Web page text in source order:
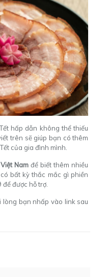
hấp dẫn không thể thiếu
trên sẽ giúp bạn có thêm
của gia đình mình.
Nam để biết thêm nhiều
bất kỳ thắc mắc gì phiền
được hỗ trợ.
lòng bạn nhấp vào link sau